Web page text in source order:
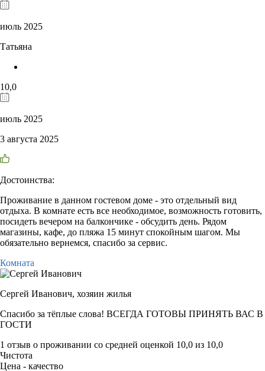
июль 2025
Татьяна
10,0
июль 2025
3 августа 2025
Достоинства:
Проживание в данном гостевом доме - это отдельный вид
отдыха. В комнате есть все необходимое, возможность готовить,
посидеть вечером на балкончике - обсудить день. Рядом
магазины, кафе, до пляжа 15 минут спокойным шагом. Мы
обязательно вернемся, спасибо за сервис.
Комната
Сергей Иванович, хозяин жилья
Спасибо за тёплые слова! ВСЕГДА ГОТОВЫ ПРИНЯТЬ ВАС В
ГОСТИ
1 отзыв о проживании со средней оценкой 10,0 из 10,0
Чистота
Цена - качество